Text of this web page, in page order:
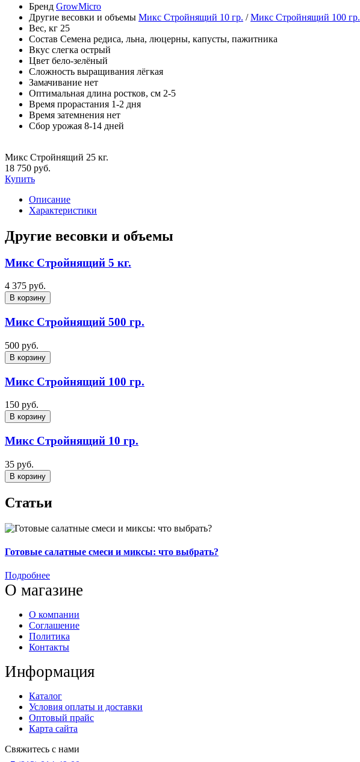
Бренд GrowMicro
Другие весовки и объемы Микс Стройнящий 10 гр. /Микс Стройнящий 100 гр.
Вес, кг 25
Состав Семена редиса, льна, люцерны, капусты, пажитника
Вкус слегка острый
Цвет бело-зелёный
Сложность выращивания лёгкая
Замачивание нет
Оптимальная длина ростков, см 2-5
Время прорастания 1-2 дня
Время затемнения нет
Сбор урожая 8-14 дней
Микс Стройнящий 25 кг.
18 750 руб.
Купить
Описание
Характеристики
Другие весовки и объемы
Микс Стройнящий 5 кг.
4 375 руб.
В корзину
Микс Стройнящий 500 гр.
500 руб.
В корзину
Микс Стройнящий 100 гр.
150 руб.
В корзину
Микс Стройнящий 10 гр.
35 руб.
В корзину
Статьи
Готовые салатные смеси и миксы: что выбрать?
Подробнее
О магазине
О компании
Соглашение
Политика
Контакты
Информация
Каталог
Условия оплаты и доставки
Оптовый прайс
Карта сайта
Свяжитесь с нами